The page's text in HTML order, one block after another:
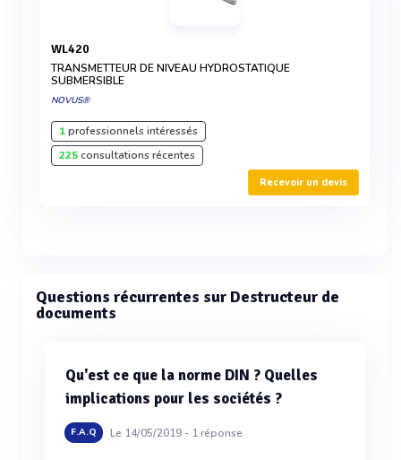
WL420
TRANSMETTEUR DE NIVEAU HYDROSTATIQUE
SUBMERSIBLE
NOVUS®
1professionnels intéressés
225consultations récentes
Recevoir un devis
Questions récurrentes sur Destructeur de
documents
Qu'est ce que la norme DIN ? Quelles
implications pour les sociétés ?
F.A.Q Le 14/05/2019 - 1réponse